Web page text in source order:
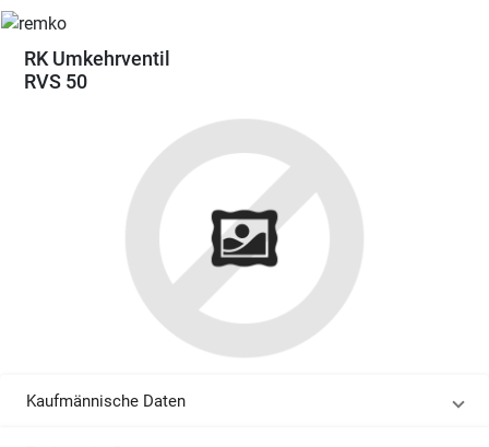
RK Umkehrventil
RVS 50
Kaufmännische Daten